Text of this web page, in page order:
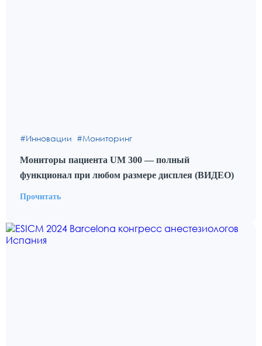
Инновации Мониторинг
Мониторы пациента UM 300 — полный
функционал при любом размере дисплея (ВИДЕО)
Прочитать